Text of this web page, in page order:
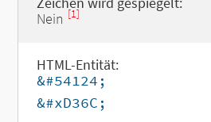
Nein [1]
HTML-Entität:
&#54124;
&#xD36C;